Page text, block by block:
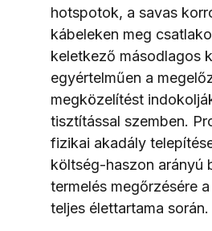
hotspotok, a savas
kábeleken meg
keletkező másodlagos
egyértelműen a
megközelítést
tisztítással szemben.
fizikai akadály
költség-haszon arányú
termelés megőrzésére
teljes élettartama során.